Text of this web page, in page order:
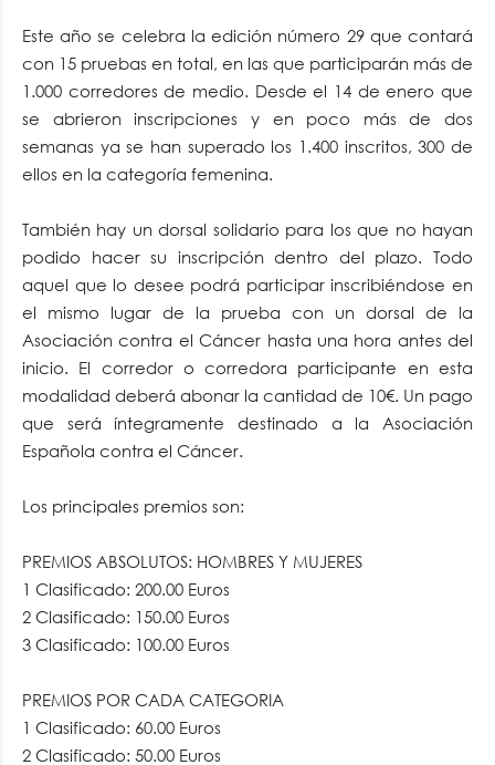
Este año se celebra la edición número 29 que contará
con 15 pruebas en total, en las que participarán más de
1.000 corredores de medio. Desde el 14 de enero que
se abrieron inscripciones y en poco más de dos
semanas ya se han superado los 1.400 inscritos, 300 de
ellos en la categoría femenina.
También hay un dorsal solidario para los que no hayan
podido hacer su inscripción dentro del plazo. Todo
aquel que lo desee podrá participar inscribiéndose en
el mismo lugar de la prueba con un dorsal de la
Asociación contra el Cáncer hasta una hora antes del
inicio. El corredor o corredora participante en esta
modalidad deberá abonar la cantidad de 10€. Un pago
que será íntegramente destinado a la Asociación
Española contra el Cáncer.
Los principales premios son:
PREMIOS ABSOLUTOS: HOMBRES Y MUJERES
1 Clasificado: 200.00 Euros
2 Clasificado: 150.00 Euros
3 Clasificado: 100.00 Euros
PREMIOS POR CADA CATEGORIA
1 Clasificado: 60.00 Euros
2 Clasificado: 50.00 Euros